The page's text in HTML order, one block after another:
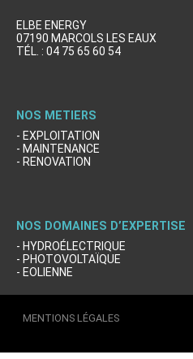
ELBE ENERGY
07190 MARCOLS LES EAUX
TÉL. : 04 75 65 60 54
NOS METIERS
- EXPLOITATION
- MAINTENANCE
- RENOVATION
NOS DOMAINES D’EXPERTISE
- HYDROÉLECTRIQUE
- PHOTOVOLTAÏQUE
- EOLIENNE
MENTIONS LÉGALES